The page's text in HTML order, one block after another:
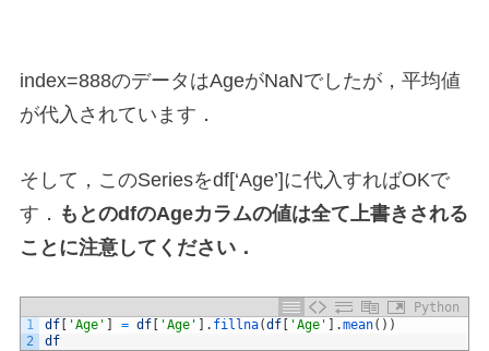
index=888のデータはAgeがNaNでしたが，平均値
が代入されています．
そして，このSeriesをdf[‘Age’]に代入すればOKで
す． もとのdfのAgeカラムの値は全て上書きされる
ことに注意してください．
Python
1
2
df 'Age' = df 'Age' . fillna(df 'Age' .mean( ) )
df